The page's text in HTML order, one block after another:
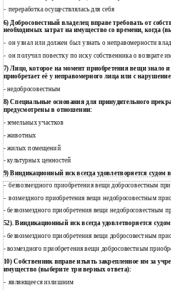
- переработка осуществлялась для себя
6) Добросовестный владелец вправе требовать от
необходимых затрат на имущество со времени, когда
- он узнал или должен был узнать о неправомерности
- он получил повестку по иску собственника о возврате
7) Лицо, которое на момент приобретения вещи знало
приобретает её у неправомерного лица или с
- недобросовестным
8) Специальные основания для принудительного
предусмотрены в отношении:
- земельных участков
- животных
- жилых помещений
- культурных ценностей
9) Виндикационный иск всегда удовлетворяется судом
- безвозмездного приобретения вещи добросовестным
- возмездного приобретения вещи недобросовестным
- безвозмездного приобретения вещи недобросовестным
52). Виндикационный иск всегда удовлетворяется
- безвозмездного приобретения вещи добросовестным
- возмездного приобретения вещи добросовестным
10) Собственник вправе изъять закрепленное им за
имущество (выберите три верных ответа):
- являющееся излишним